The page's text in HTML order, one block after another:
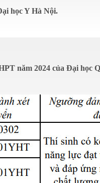
học Y Hà Nội.
năm 2024 của Đại học